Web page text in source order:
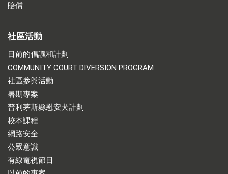
賠償
社區活動
目前的倡議和計劃
COMMUNITY COURT DIVERSION PROGRAM
社區參與活動
暑期專案
普利茅斯縣慰安犬計劃
校本課程
網路安全
公眾意識
有線電視節目